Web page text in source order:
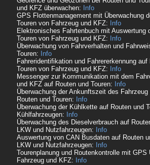
und KFZ überwachen:
Info
GPS Flottenmanagement mit Überwachung
Touren von Fahrzeug und KFZ:
Info
Elektronisches Fahrtenbuch mit Auswertung
Touren von Fahrzeug und KFZ:
Info
Überwachung von Fahrverhalten und
Touren:
Info
Fahreridentifikation und Fahrererkennung auf
Touren von Fahrzeug und KFZ:
Info
Messenger zur Kommunikation mit dem
und KFZ auf Routen und Touren:
Info
Überwachung der Ankunftszeit des
Routen und Touren:
Info
Überwachung der Kühlkette auf Routen und
Kühlfahrzeugen:
Info
Überwachung des Dieselverbrauch auf
LKW und Nutzfahrzeugen:
Info
Auswertung von CAN Busdaten auf Routen
LKW und Nutzfahrzeugen:
Info
Tourenplanung und Routenkontrolle mit GPS
Fahrzeug und KFZ:
Info